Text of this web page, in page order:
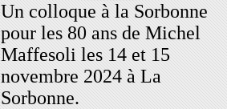
Un colloque à la Sorbonne
pour les 80 ans de Michel
Maffesoli les 14 et 15
novembre 2024 à La
Sorbonne.